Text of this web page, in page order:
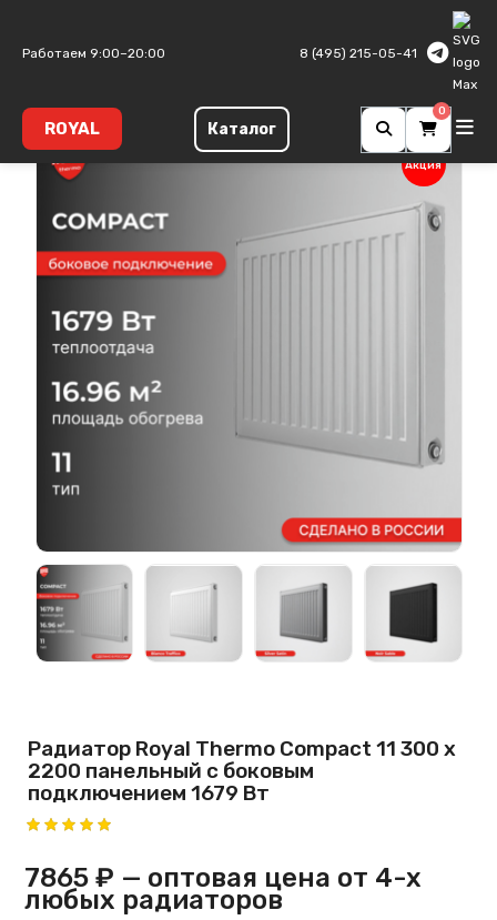
Работаем 9:00–20:00 8 (495) 215-05-41
ROYAL Каталог
0
Тип 11
Акция
Радиатор Royal Thermo Compact 11 300 х
2200 панельный с боковым
подключением 1679 Вт
7865 ₽ — оптовая цена от 4-х
любых радиаторов